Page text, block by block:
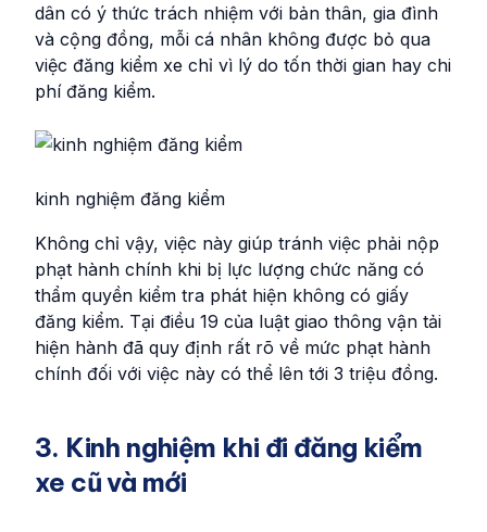
dân có ý thức trách nhiệm với bản thân, gia đình
và cộng đồng, mỗi cá nhân không được bỏ qua
việc đăng kiểm xe chỉ vì lý do tốn thời gian hay chi
phí đăng kiểm.
kinh nghiệm đăng kiểm
Không chỉ vậy, việc này giúp tránh việc phải nộp
phạt hành chính khi bị lực lượng chức năng có
thẩm quyền kiểm tra phát hiện không có giấy
đăng kiểm. Tại điều 19 của luật giao thông vận tải
hiện hành đã quy định rất rõ về mức phạt hành
chính đối với việc này có thể lên tới 3 triệu đồng.
3. Kinh nghiệm khi đi đăng kiểm
xe cũ và mới